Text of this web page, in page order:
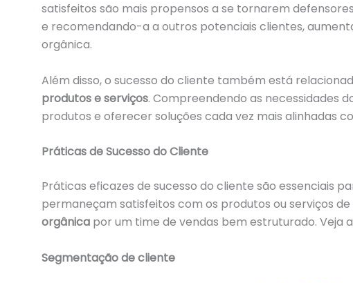
satisfeitos são mais propensos a se tornarem
e recomendando-a a outros potenciais clientes,
orgânica.
Além disso, o sucesso do cliente também está
produtos e serviços. Compreendendo as necessidades
produtos e oferecer soluções cada vez mais alinhadas
Práticas de Sucesso do Cliente
Práticas eficazes de sucesso do cliente são essenciais
permaneçam satisfeitos com os produtos ou serviços
orgânica por um time de vendas bem estruturado. Veja
Segmentação de cliente